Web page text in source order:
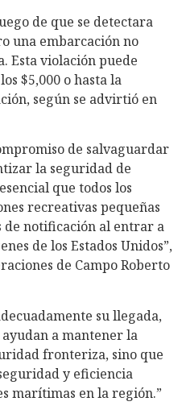
de que se detectara
una embarcación no
Esta violación puede
$5,000 o hasta la
según se advirtió en
de salvaguardar
la seguridad de
que todos los
recreativas pequeñas
de notificación al entrar a
de los Estados Unidos”,
de Campo Roberto
su llegada,
ayudan a mantener la
fronteriza, sino que
y eficiencia
marítimas en la región.”